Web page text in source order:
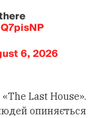
6, 2026
Last House».
опиняється